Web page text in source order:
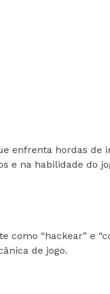
enfrenta hordas de
e na habilidade do
como “hackear” e
de jogo.